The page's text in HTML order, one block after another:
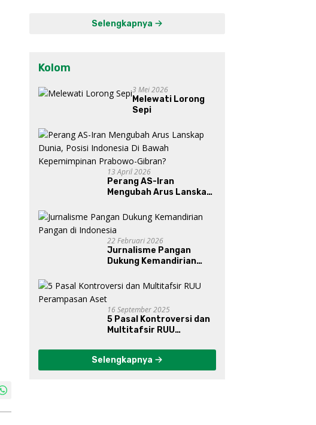
Mataraman
Selengkapnya
Kolom
3 Mei 2026
Melewati Lorong
Sepi
13 April 2026
Perang AS-Iran
Mengubah Arus Lanskap
Bawah Kepemimpinan
Prabowo-Gibran?
22 Februari 2026
Jurnalisme Pangan
Dukung Kemandirian
16 September 2025
5 Pasal Kontroversi dan
Multitafsir RUU
Selengkapnya